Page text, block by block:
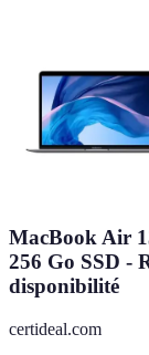
MacBook Air
256 Go SSD -
disponibilité
certideal.com